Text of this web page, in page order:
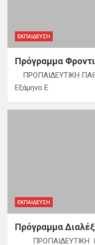
ΕΚΠΑΊΔΕΥΣΗ
Πρόγραμμα
ΠΡΟΠΑΙΔΕΥΤΙΚΗ
Εξάμηνο Ε
ΕΚΠΑΊΔΕΥΣΗ
Πρόγραμμα
ΠΡΟΠΑΙΔΕΥΤΙΚΗ